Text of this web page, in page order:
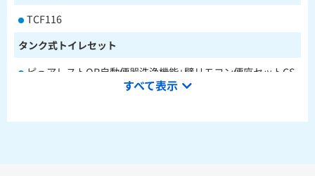
TCF116
タンク式トイレセット
ピュアレストQR自動便器洗浄機能+壁リモコン便座セットCS
232BM+SH233BA+TCF4714AK
すべて表示